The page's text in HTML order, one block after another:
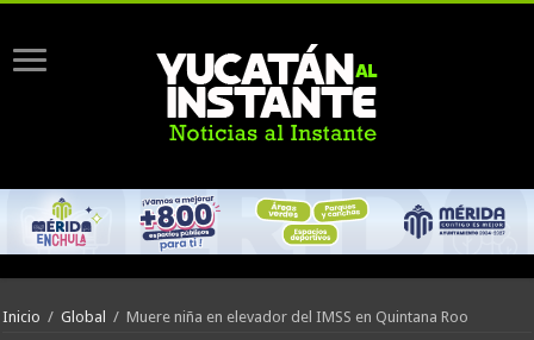
Inicio / Global / Muere niña en elevador del IMSS en Quintana Roo